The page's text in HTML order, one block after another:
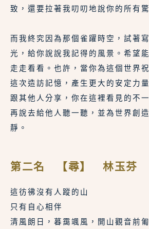
致，還要拉著我叨叨地說你的所有
而我終究因為那個雀躍時空，試著
光，給你說說我記得的風景。希望
走走看看。也許，當你為這個世界
這次造訪記憶，產生更大的安定力
跟其他人分享，你在這裡看見的不
再說去給他人聽一聽，並為世界創
第二名 【尋】 林玉芬
這彷彿沒有人蹤的山
只有自心相伴
清風朗日，暮靄颯風，開山觀音前